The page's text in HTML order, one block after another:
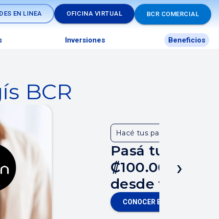
Inversiones Beneficios
EN LINEA OFICINA VIRTUAL BCR COMERCIAL
BCR
Hacé tus pagos más livianos
Pasá tus
₡100.000 a
desde tu
CONOCER BENEFICIO
›